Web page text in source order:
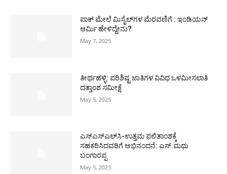
ಪಾಕ್​ ಮೇಲೆ ಮಿಸೈಲ್​ಗಳ ಮೆರವಣಿಗೆ : ಇಂಡಿಯನ್
ಆರ್ಮಿ ಹೇಳಿದ್ದೇನು?
May 7, 2025
ತೀರ್ಥಹಳ್ಳಿ: ಪರಿಶಿಷ್ಟ ಜಾತಿಗಳ ವಿವಿಧ ಒಳಮೀಸಲಾತಿ
ದತ್ತಾಂಶ ಸಮೀಕ್ಷೆ
May 5, 2025
ಎಸ್‌ಎಸ್‌ಎಲ್‌ಸಿ-ಉತ್ತಮ ಫಲಿತಾಂಶಕ್ಕೆ
ಸಹಕರಿಸಿದವರಿಗೆ ಅಭಿನಂದನೆ: ಎಸ್.ಮಧು
ಬಂಗಾರಪ್ಪ
May 5, 2025